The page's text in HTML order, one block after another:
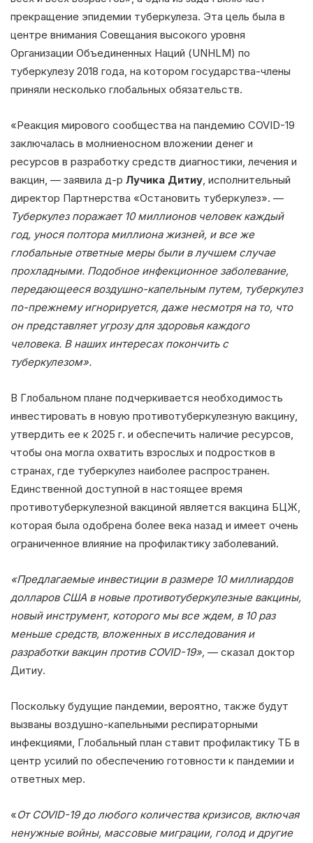
прекращение эпидемии туберкулеза. Эта цель была в
центре внимания Совещания высокого уровня
Организации Объединенных Наций (UNHLM) по
туберкулезу 2018 года, на котором государства-члены
приняли несколько глобальных обязательств.
«Реакция мирового сообщества на пандемию COVID-19
заключалась в молниеносном вложении денег и
ресурсов в разработку средств диагностики, лечения и
вакцин, — заявила д-р Лучика Дитиу , исполнительный
директор Партнерства «Остановить туберкулез». —
Туберкулез поражает 10 миллионов человек каждый
год, унося полтора миллиона жизней, и все же
глобальные ответные меры были в лучшем случае
прохладными. Подобное инфекционное заболевание,
передающееся воздушно-капельным путем, туберкулез
по-прежнему игнорируется, даже несмотря на то, что
он представляет угрозу для здоровья каждого
человека. В наших интересах покончить с
туберкулезом».
В Глобальном плане подчеркивается необходимость
инвестировать в новую противотуберкулезную вакцину,
утвердить ее к 2025 г. и обеспечить наличие ресурсов,
чтобы она могла охватить взрослых и подростков в
странах, где туберкулез наиболее распространен.
Единственной доступной в настоящее время
противотуберкулезной вакциной является вакцина БЦЖ,
которая была одобрена более века назад и имеет очень
ограниченное влияние на профилактику заболеваний.
«Предлагаемые инвестиции в размере 10 миллиардов
долларов США в новые противотуберкулезные вакцины,
новый инструмент, которого мы все ждем, в 10 раз
меньше средств, вложенных в исследования и
разработки вакцин против COVID-19», — сказал доктор
Дитиу.
Поскольку будущие пандемии, вероятно, также будут
вызваны воздушно-капельными респираторными
инфекциями, Глобальный план ставит профилактику ТБ в
центр усилий по обеспечению готовности к пандемии и
ответных мер.
«От COVID-19 до любого количества кризисов, включая
ненужные войны, массовые миграции, голод и другие